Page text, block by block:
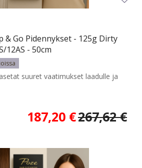
& Go Pidennykset - 125g Dirty
12AS - 50cm
suuret vaatimukset laadulle ja
187,20 €267,62 €